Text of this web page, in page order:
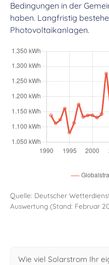
Bedingungen in der
haben. Langfristig
Photovoltaikanlagen.
Quelle: Deutscher
Auswertung (Stand: Februar
Wie viel Solarstrom Ihr